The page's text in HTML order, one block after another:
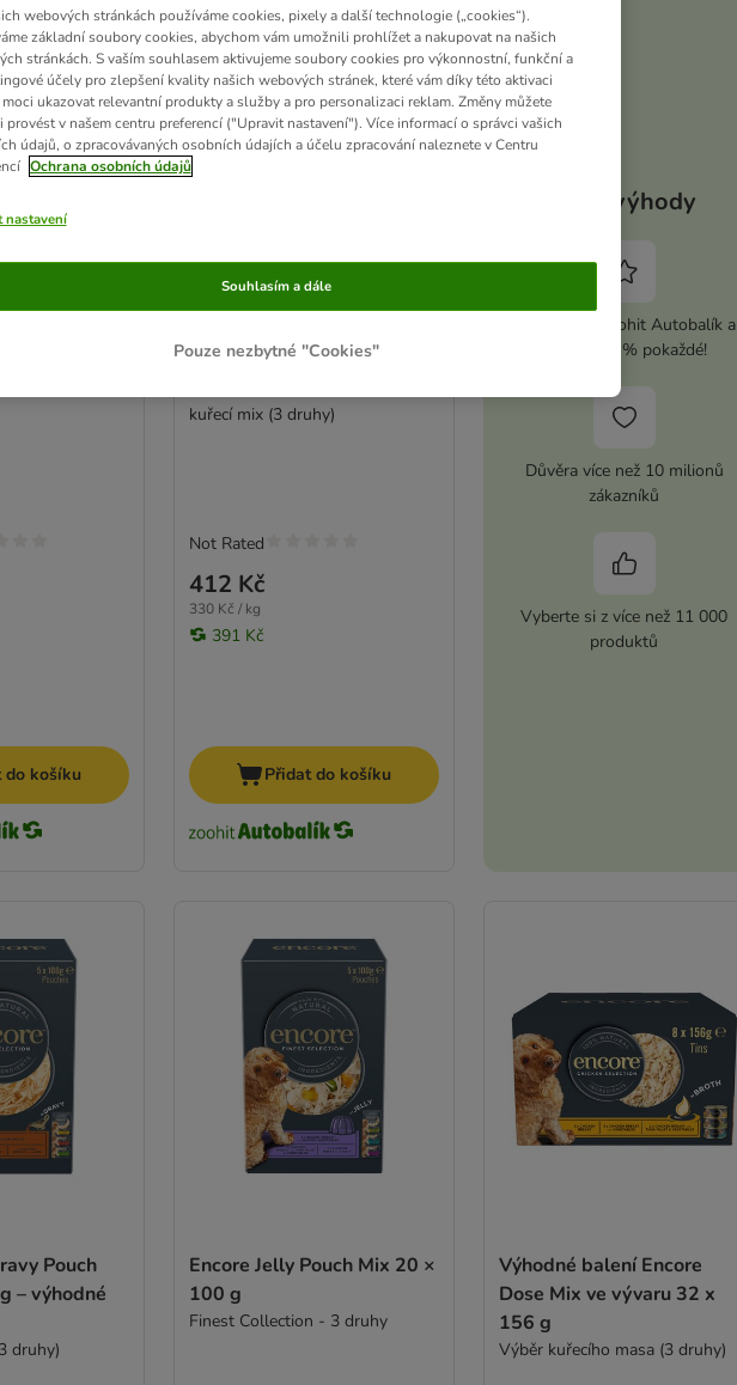
5 × 150 g
do košíku
Encore Dose Mix ve vývaru
kuřecí mix (3 druhy)
412 Kč
330 Kč / kg
391 Kč
Not Rated
Přidat do košíku
Vaše výhody
Aktivujte si zoohit Autobalík a
ušetřete 5 % pokaždé!
Důvěra více než 10 milionů
zákazníků
Vyberte si z více než 11 000
produktů
Pouch
– výhodné
druhy)
Encore Jelly Pouch Mix 20 ×
100 g
Finest Collection - 3 druhy
Výhodné balení Encore
Dose Mix ve vývaru 32 x
156 g
Výběr kuřecího masa (3 druhy)
webových stránkách používáme cookies, pixely a další technologie („cookies“).
základní soubory cookies, abychom vám umožnili prohlížet a nakupovat na našich
stránkách. S vaším souhlasem aktivujeme soubory cookies pro výkonnostní, funkční a
účely pro zlepšení kvality našich webových stránek, které vám díky této aktivaci
ukazovat relevantní produkty a služby a pro personalizaci reklam. Změny můžete
provést v našem centru preferencí ("Upravit nastavení"). Více informací o správci vašich
údajů, o zpracovávaných osobních údajích a účelu zpracování naleznete v Centru
Ochrana osobních údajů
nastavení
Pouze nezbytné "Cookies"
Souhlasím a dále